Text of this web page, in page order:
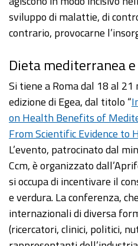
sviluppo di malattie, di
contrario, provocarne
Dieta mediterranea
Si tiene a Roma dal 18 al
edizione di Egea, dal titolo “
on Health Benefits of
From Scientific Evidence to
L’evento, patrocinato dal
Ccm, è organizzato
si occupa di incentivare il
e verdura. La conferenza,
internazionali di diversa
(ricercatori, clinici, politici,